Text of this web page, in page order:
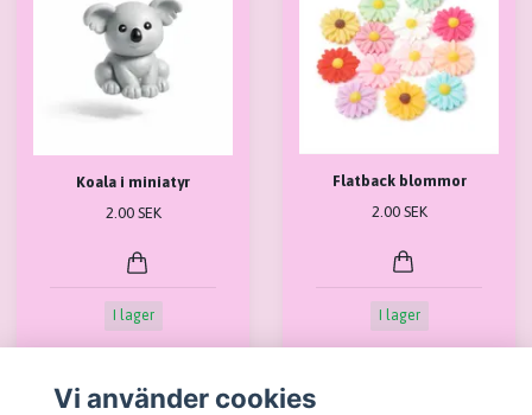
Koala i miniatyr
2.00 SEK
I lager
Flatback blommor
2.00 SEK
I lager
Vi använder cookies